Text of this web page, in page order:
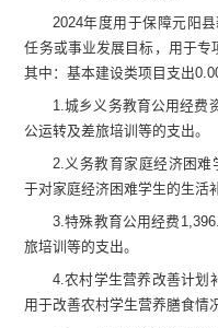
2024年度用于保障元阳
任务或事业发展目标，用于专
其中：基本建设类项目支出
1.城乡义务教育公用经费
公运转及差旅培训等的支出。
2.义务教育家庭经济困难
于对家庭经济困难学生的生活
3.特殊教育公用经费
旅培训等的支出。
4.农村学生营养改善计划
用于改善农村学生营养膳食情